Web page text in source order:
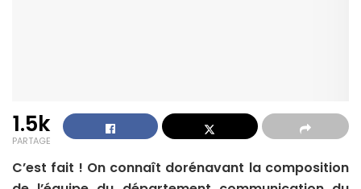
1.5k
PARTAGE
C’est fait ! On connaît dorénavant la composition